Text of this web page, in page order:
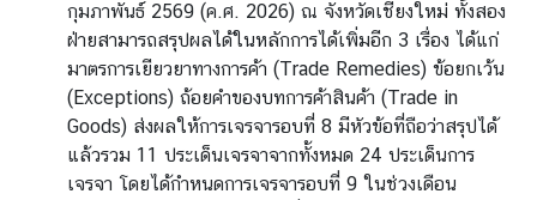
ก้
ก
ล
กุมภาพันธ์ 2569 (ค.ศ. 2026) ณ จังหวัดเชียงใหม่ ทั้งสอง
ฝ่ายสามารถสรุปผลได้ในหลักการได้เพิ่มอีก 3 เรื่อง ได้แก่
มาตรการเยียวยาทางการค้า (Trade Remedies) ข้อยกเว้น
(Exceptions) ถ้อยคำของบทการค้าสินค้า (Trade in
Goods) ส่งผลให้การเจรจารอบที่ 8 มีหัวข้อที่ถือว่าสรุปได้
แล้วรวม 11 ประเด็นเจรจาจากทั้งหมด 24 ประเด็นการ
เจรจา โดยได้กำหนดการเจรจารอบที่ 9 ในช่วงเดือน